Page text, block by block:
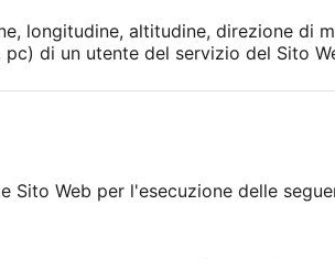
longitudine, altitudine, direzione di
di un utente del servizio del Sito
Web per l'esecuzione delle